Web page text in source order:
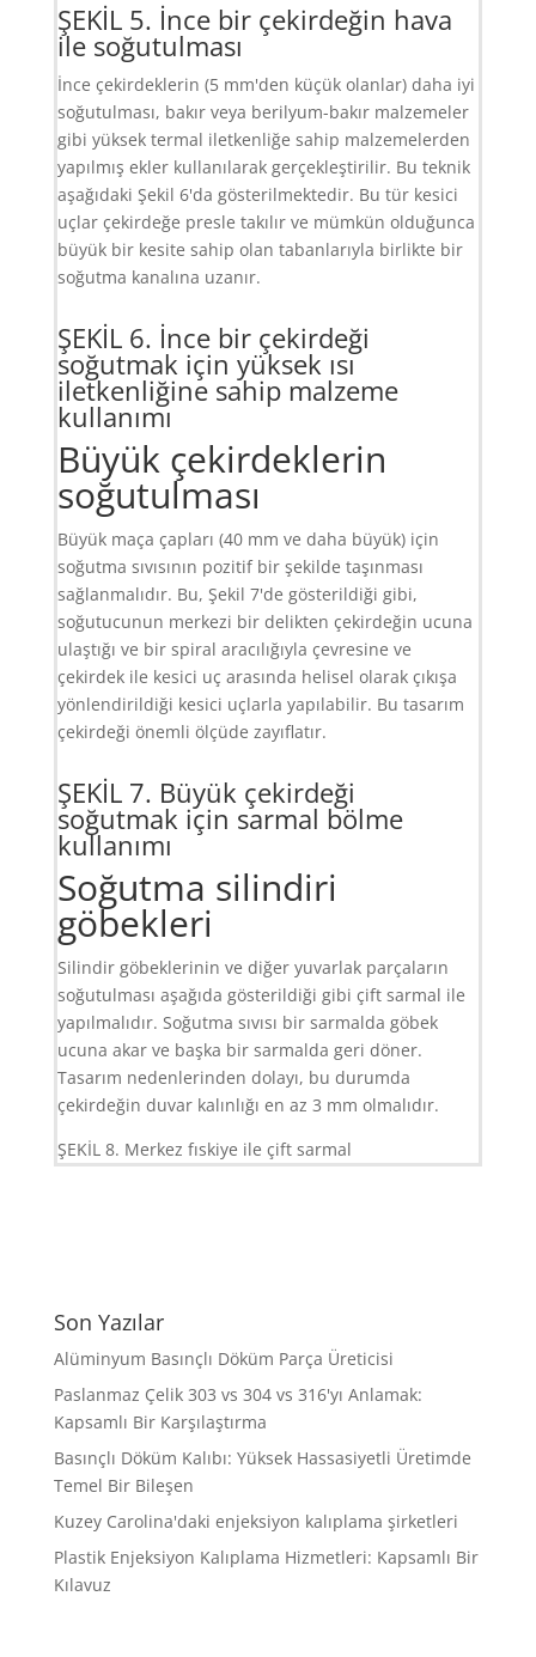
ŞEKİL 5. İnce bir çekirdeğin hava
ile soğutulması
İnce çekirdeklerin (5 mm'den küçük olanlar) daha iyi
soğutulması, bakır veya berilyum-bakır malzemeler
gibi yüksek termal iletkenliğe sahip malzemelerden
yapılmış ekler kullanılarak gerçekleştirilir. Bu teknik
aşağıdaki Şekil 6'da gösterilmektedir. Bu tür kesici
uçlar çekirdeğe presle takılır ve mümkün olduğunca
büyük bir kesite sahip olan tabanlarıyla birlikte bir
soğutma kanalına uzanır.
ŞEKİL 6. İnce bir çekirdeği
soğutmak için yüksek ısı
iletkenliğine sahip malzeme
kullanımı
Büyük çekirdeklerin
soğutulması
Büyük maça çapları (40 mm ve daha büyük) için
soğutma sıvısının pozitif bir şekilde taşınması
sağlanmalıdır. Bu, Şekil 7'de gösterildiği gibi,
soğutucunun merkezi bir delikten çekirdeğin ucuna
ulaştığı ve bir spiral aracılığıyla çevresine ve
çekirdek ile kesici uç arasında helisel olarak çıkışa
yönlendirildiği kesici uçlarla yapılabilir. Bu tasarım
çekirdeği önemli ölçüde zayıflatır.
ŞEKİL 7. Büyük çekirdeği
soğutmak için sarmal bölme
kullanımı
Soğutma silindiri
göbekleri
Silindir göbeklerinin ve diğer yuvarlak parçaların
soğutulması aşağıda gösterildiği gibi çift sarmal ile
yapılmalıdır. Soğutma sıvısı bir sarmalda göbek
ucuna akar ve başka bir sarmalda geri döner.
Tasarım nedenlerinden dolayı, bu durumda
çekirdeğin duvar kalınlığı en az 3 mm olmalıdır.
ŞEKİL 8. Merkez fıskiye ile çift sarmal
Son Yazılar
Alüminyum Basınçlı Döküm Parça Üreticisi
Paslanmaz Çelik 303 vs 304 vs 316'yı Anlamak:
Kapsamlı Bir Karşılaştırma
Basınçlı Döküm Kalıbı: Yüksek Hassasiyetli Üretimde
Temel Bir Bileşen
Kuzey Carolina'daki enjeksiyon kalıplama şirketleri
Plastik Enjeksiyon Kalıplama Hizmetleri: Kapsamlı Bir
Kılavuz